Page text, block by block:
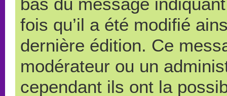
fois qu’il a été modifié
dernière édition. Ce
modérateur ou un
cependant ils ont la